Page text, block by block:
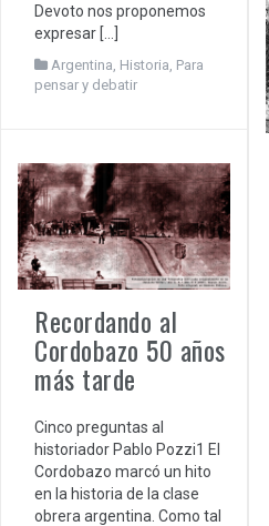
Devoto nos proponemos
expresar […]
Argentina, Historia, Para
pensar y debatir
Recordando al
Cordobazo 50 años
más tarde
Cinco preguntas al
historiador Pablo Pozzi1 El
Cordobazo marcó un hito
en la historia de la clase
obrera argentina. Como tal